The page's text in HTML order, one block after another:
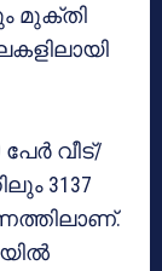
മുക്തി
വീട്/
3137